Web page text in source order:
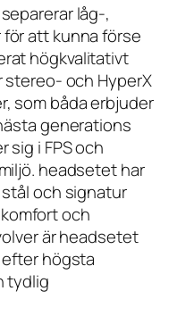
låg-,
att kunna förse
högkvalitativt
stereo- och HyperX
som båda erbjuder
generations
sig i FPS och
headsetet har
stål och signatur
och
är headsetet
efter högsta
tydlig